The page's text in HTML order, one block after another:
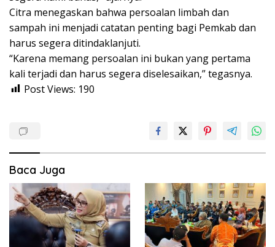
Citra menegaskan bahwa persoalan limbah dan
sampah ini menjadi catatan penting bagi Pemkab dan
harus segera ditindaklanjuti.
“Karena memang persoalan ini bukan yang pertama
kali terjadi dan harus segera diselesaikan,” tegasnya.
Post Views: 190
Baca Juga